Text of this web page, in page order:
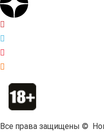
Все права защищены ©